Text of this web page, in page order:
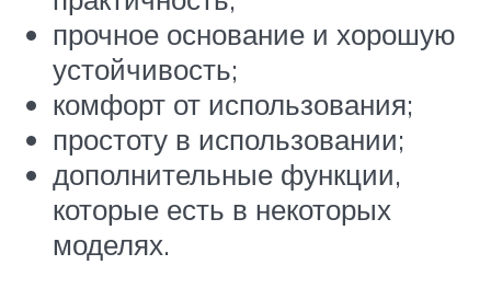
прочное основание и хорошую
устойчивость;
комфорт от использования;
простоту в использовании;
дополнительные функции,
которые есть в некоторых
моделях.